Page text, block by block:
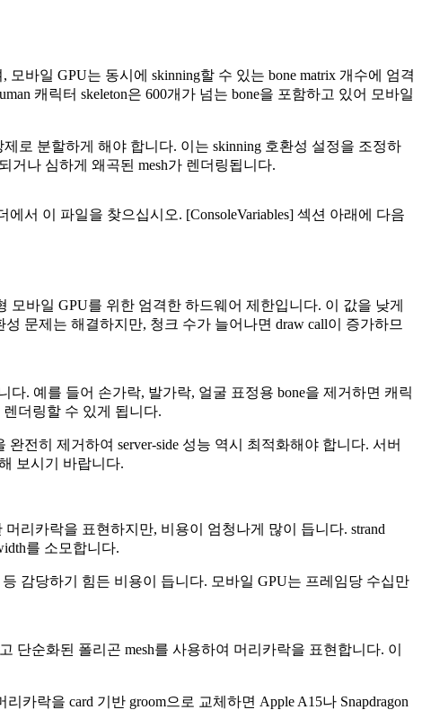
모바일 GPU는 동시에 skinning할 수 있는 bone matrix 개수에 엄격
캐릭터 skeleton은 600개가 넘는 bone을 포함하고 있어 모바일
로 분할하게 해야 합니다. 이는 skinning 호환성 설정을 조정하
거나 심하게 왜곡된 mesh가 렌더링됩니다.
에서 이 파일을 찾으십시오. [ConsoleVariables] 섹션 아래에 다음
모바일 GPU를 위한 엄격한 하드웨어 제한입니다. 이 값을 낮게
문제는 해결하지만, 청크 수가 늘어나면 draw call이 증가하므
다. 예를 들어 손가락, 발가락, 얼굴 표정용 bone을 제거하면 캐릭
렌더링할 수 있게 됩니다.
전히 제거하여 server-side 성능 역시 최적화해야 합니다. 서버
보시기 바랍니다.
리카락을 표현하지만, 비용이 엄청나게 많이 듭니다. strand
를 소모합니다.
감당하기 힘든 비용이 듭니다. 모바일 GPU는 프레임당 수십만
단순화된 폴리곤 mesh를 사용하여 머리카락을 표현합니다. 이
카락을 card 기반 groom으로 교체하면 Apple A15나 Snapdragon